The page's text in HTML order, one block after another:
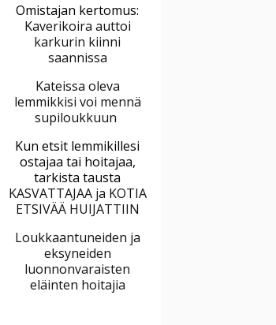
Omistajan kertomus:
Kaverikoira auttoi
karkurin kiinni
saannissa
Kateissa oleva
lemmikkisi voi mennä
supiloukkuun
Kun etsit lemmikillesi
ostajaa tai hoitajaa,
tarkista tausta
KASVATTAJAA ja KOTIA
ETSIVÄÄ HUIJATTIIN
Loukkaantuneiden ja
eksyneiden
luonnonvaraisten
eläinten hoitajia